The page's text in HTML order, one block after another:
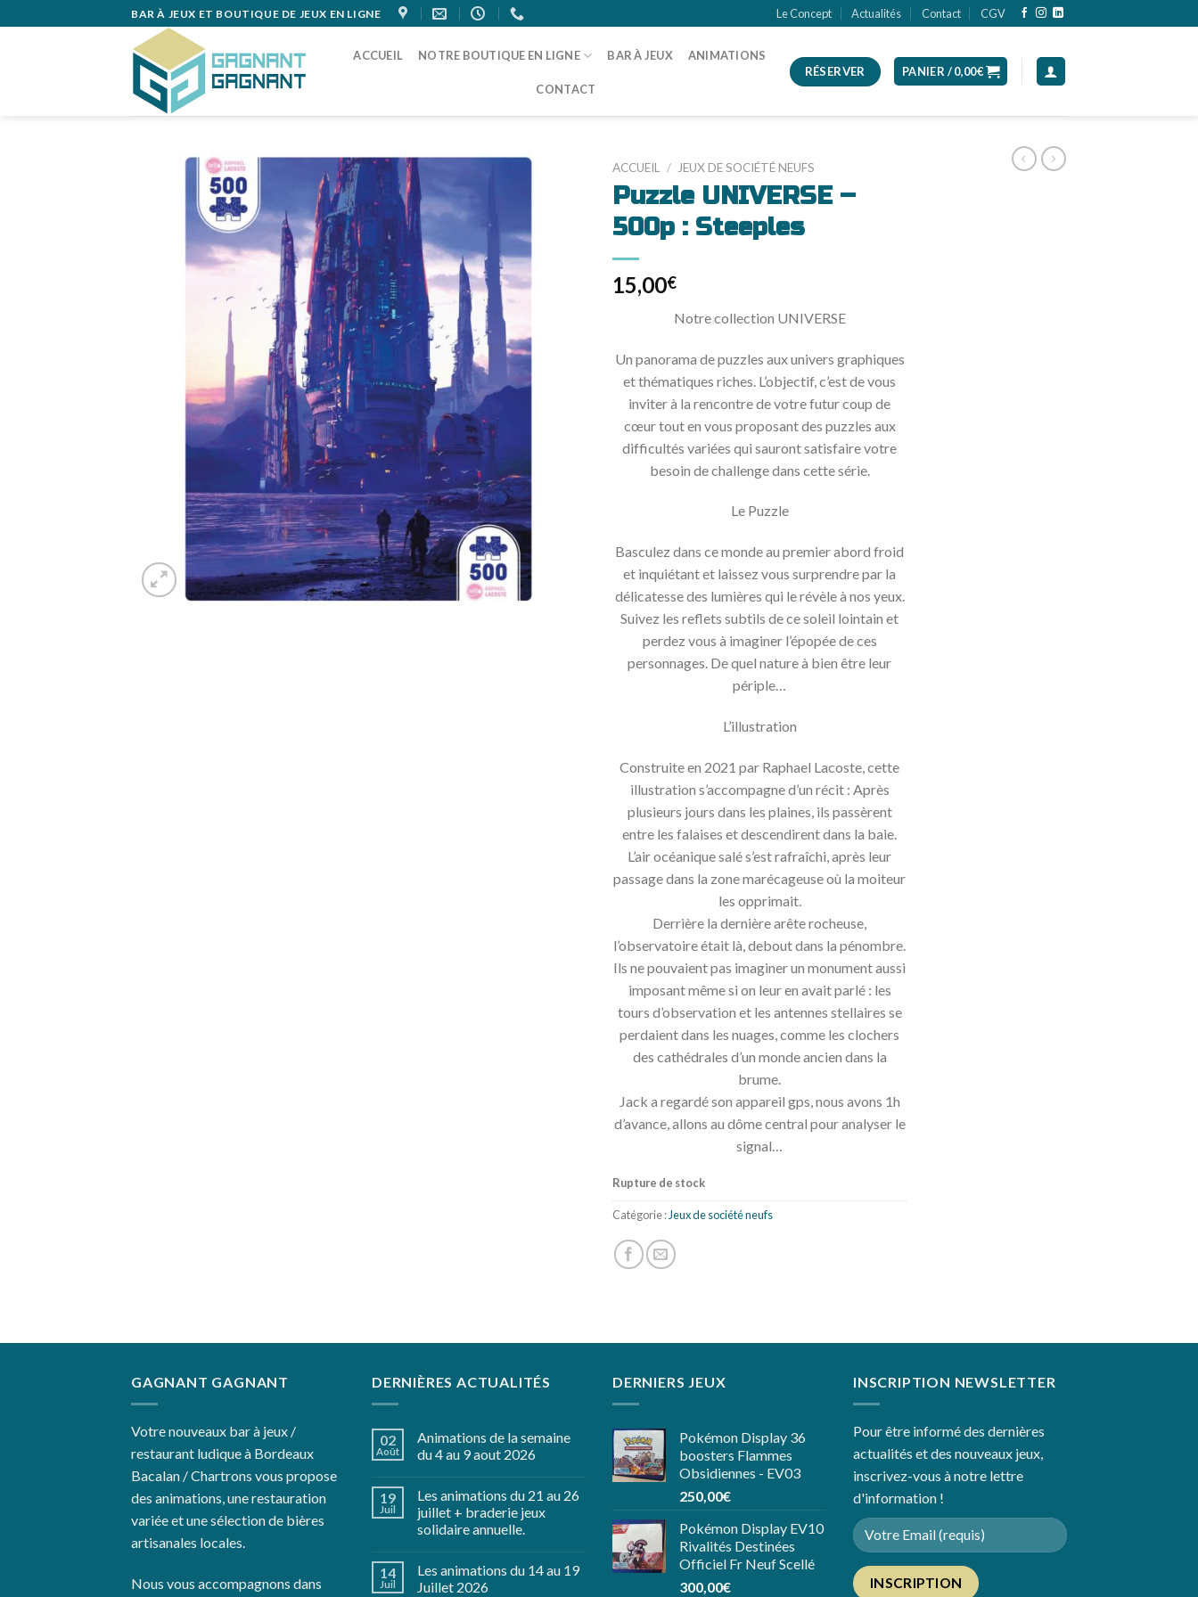
BAR À JEUX ET BOUTIQUE DE JEUX EN LIGNE Le Concept Actualités Contact CGV
ACCUEIL NOTRE BOUTIQUE EN LIGNE BAR À JEUX ANIMATIONS
CONTACT
RÉSERVER PANIER /0,00€
ACCUEIL / JEUX DE SOCIÉTÉ NEUFS
Puzzle UNIVERSE –
500p : Steeples
15,00€
Notre collection UNIVERSE
Un panorama de puzzles aux univers graphiques
et thématiques riches. L’objectif, c’est de vous
inviter à la rencontre de votre futur coup de
cœur tout en vous proposant des puzzles aux
difficultés variées qui sauront satisfaire votre
besoin de challenge dans cette série.
Le Puzzle
Basculez dans ce monde au premier abord froid
et inquiétant et laissez vous surprendre par la
délicatesse des lumières qui le révèle à nos yeux.
Suivez les reflets subtils de ce soleil lointain et
perdez vous à imaginer l’épopée de ces
personnages. De quel nature à bien être leur
périple…
L’illustration
Construite en 2021 par Raphael Lacoste, cette
illustration s’accompagne d’un récit : Après
plusieurs jours dans les plaines, ils passèrent
entre les falaises et descendirent dans la baie.
L’air océanique salé s’est rafraîchi, après leur
passage dans la zone marécageuse où la moiteur
les opprimait.
Derrière la dernière arête rocheuse,
l’observatoire était là, debout dans la pénombre.
Ils ne pouvaient pas imaginer un monument aussi
imposant même si on leur en avait parlé : les
tours d’observation et les antennes stellaires se
perdaient dans les nuages, comme les clochers
des cathédrales d’un monde ancien dans la
brume.
Jack a regardé son appareil gps, nous avons 1h
d’avance, allons au dôme central pour analyser le
signal…
Rupture de stock
Catégorie :Jeux de société neufs
GAGNANT GAGNANT
Votre nouveaux bar à jeux /
restaurant ludique à Bordeaux
Bacalan / Chartrons vous propose
des animations, une restauration
variée et une sélection de bières
artisanales locales.
Nous vous accompagnons dans
DERNIÈRES ACTUALITÉS
02
Août
Animations de la semaine
du 4 au 9 aout 2026
19
Juil
Les animations du 21 au 26
juillet + braderie jeux
solidaire annuelle.
14
Juil
Les animations du 14 au 19
Juillet 2026
DERNIERS JEUX
Pokémon Display 36
boosters Flammes
Obsidiennes - EV03
250,00€
Pokémon Display EV10
Rivalités Destinées
Officiel Fr Neuf Scellé
300,00€
INSCRIPTION NEWSLETTER
Pour être informé des dernières
actualités et des nouveaux jeux,
inscrivez-vous à notre lettre
d'information !